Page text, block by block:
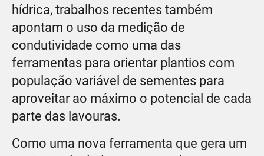
hídrica, trabalhos recentes também
apontam o uso da medição de
condutividade como uma das
ferramentas para orientar plantios com
população variável de sementes para
aproveitar ao máximo o potencial de cada
parte das lavouras.
Como uma nova ferramenta que gera um